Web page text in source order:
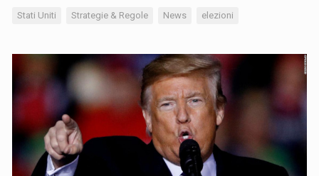
Stati Uniti Strategie & Regole News elezioni